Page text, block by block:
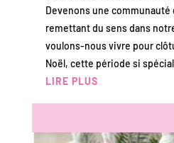
Devenons une
remettant du sens dans
voulons-nous vivre pour
Noël, cette période si
LIRE PLUS